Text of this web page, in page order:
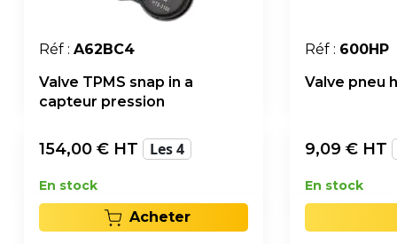
Réf : A62BC4
Valve TPMS snap in a
capteur pression
154,00 € HT Les 4
En stock
Acheter
Réf : 600HP
Valve pneu
9,09 € HT
En stock